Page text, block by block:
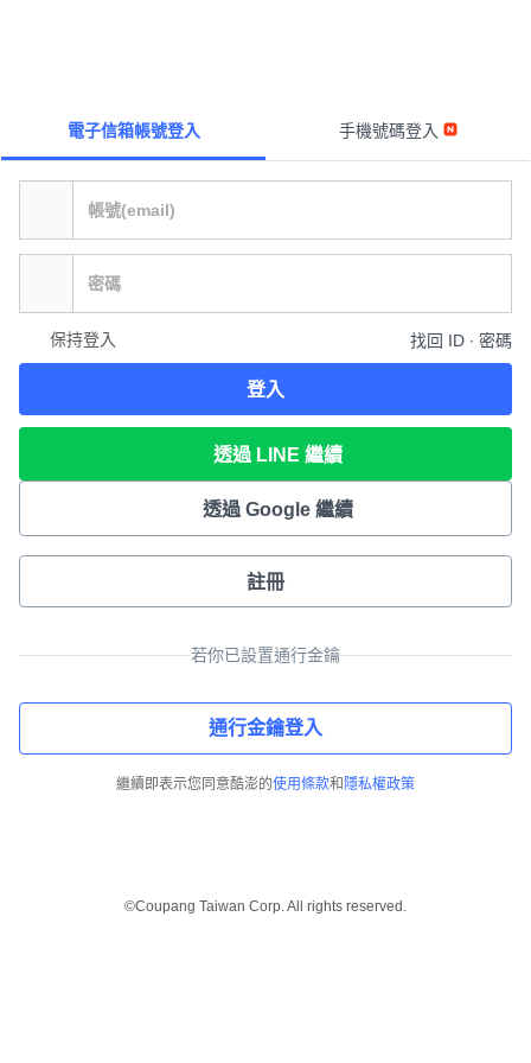
電子信箱帳號登入 手機號碼登入
保持登入 找回 ID ∙ 密碼
登入
透過 LINE 繼續
透過 Google 繼續
註冊
若你已設置通行金鑰
通行金鑰登入
繼續即表示您同意酷澎的使用條款和 隱私權政策
©Coupang Taiwan Corp. All rights reserved.